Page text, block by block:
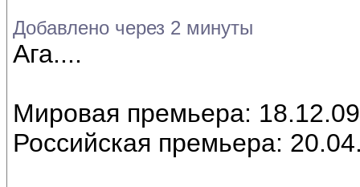
Добавлено через 2 минуты
Ага....
Мировая премьера: 18.12.09
Российская премьера: